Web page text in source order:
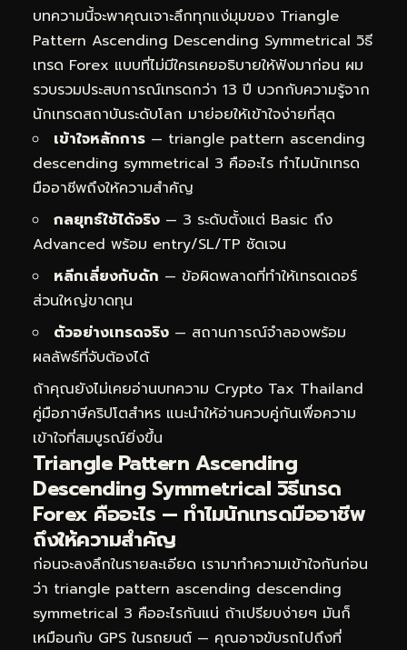
บทความนี้จะพาคุณเจาะลึกทุกแง่มุมของ Triangle
Pattern Ascending Descending Symmetrical วิธี
เทรด Forex แบบที่ไม่มีใครเคยอธิบายให้ฟังมาก่อน ผม
รวบรวมประสบการณ์เทรดกว่า 13 ปี บวกกับความรู้จาก
นักเทรดสถาบันระดับโลก มาย่อยให้เข้าใจง่ายที่สุด
เข้าใจหลักการ — triangle pattern ascending
descending symmetrical 3 คืออะไร ทำไมนักเทรด
มืออาชีพถึงให้ความสำคัญ
กลยุทธ์ใช้ได้จริง — 3 ระดับตั้งแต่ Basic ถึง
Advanced พร้อม entry/SL/TP ชัดเจน
หลีกเลี่ยงกับดัก — ข้อผิดพลาดที่ทำให้เทรดเดอร์
ส่วนใหญ่ขาดทุน
ตัวอย่างเทรดจริง — สถานการณ์จำลองพร้อม
ผลลัพธ์ที่จับต้องได้
ถ้าคุณยังไม่เคยอ่านบทความ Crypto Tax Thailand
คู่มือภาษีคริปโตสำหร แนะนำให้อ่านควบคู่กันเพื่อความ
เข้าใจที่สมบูรณ์ยิ่งขึ้น
Triangle Pattern Ascending
Descending Symmetrical วิธีเทรด
Forex คืออะไร — ทำไมนักเทรดมืออาชีพ
ถึงให้ความสำคัญ
ก่อนจะลงลึกในรายละเอียด เรามาทำความเข้าใจกันก่อน
ว่า triangle pattern ascending descending
symmetrical 3 คืออะไรกันแน่ ถ้าเปรียบง่ายๆ มันก็
เหมือนกับ GPS ในรถยนต์ — คุณอาจขับรถไปถึงที่